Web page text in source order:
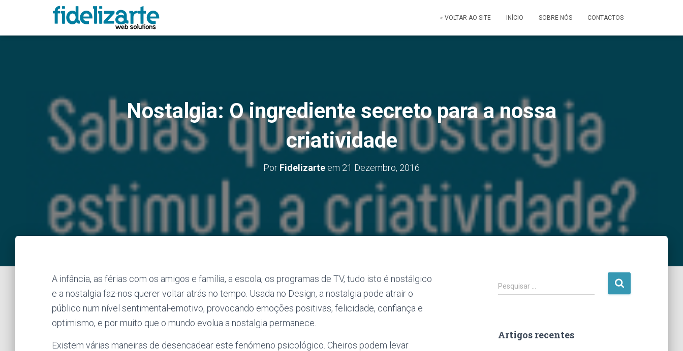
« VOLTAR AO SITE INÍCIO SOBRE NÓS CONTACTOS
Nostalgia: O ingrediente secreto para a nossa
criatividade
Por Fidelizarte em 21 Dezembro, 2016
A infância, as férias com os amigos e família, a escola, os programas de TV, tudo isto é nostálgico
e a nostalgia faz-nos querer voltar atrás no tempo. Usada no Design, a nostalgia pode atrair o
público num nível sentimental-emotivo, provocando emoções positivas, felicidade, confiança e
optimismo, e por muito que o mundo evolua a nostalgia permanece.
Existem várias maneiras de desencadear este fenómeno psicológico. Cheiros podem levar
P
e
i
Pesquisar …
Artigos recentes